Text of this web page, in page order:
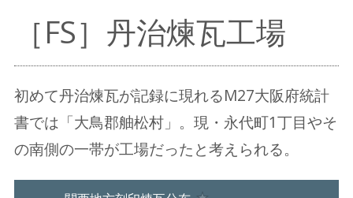
［FS］丹治煉瓦工場
初めて丹治煉瓦が記録に現れるM27大阪府統計
書では「大鳥郡舳松村」。現・永代町1丁目やそ
の南側の一帯が工場だったと考えられる。